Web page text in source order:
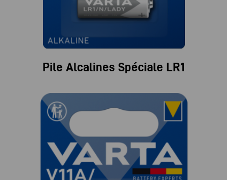
Pile Alcalines Spéciale LR1